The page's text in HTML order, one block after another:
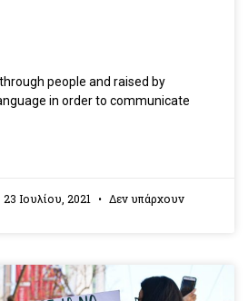
people and raised by
in order to communicate
23 Ιουλίου, 2021
Δεν υπάρχουν